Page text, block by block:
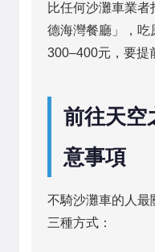
比任何沙灘車業
德海灣餐廳」，吃
300–400元，要提
前往天空
意事項
不騎沙灘車的人最
三種方式：